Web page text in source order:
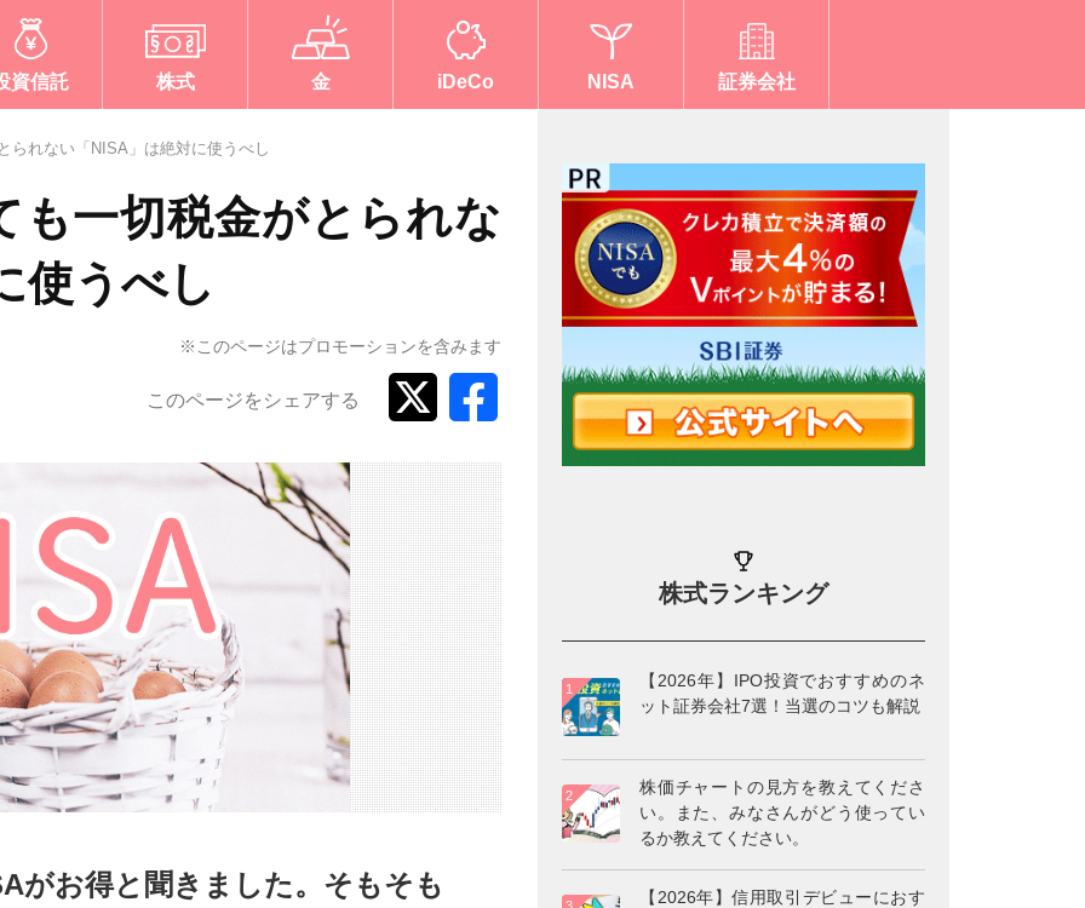
資信託 株式 金 iDeCo NISA 証券会社
られない「NISA」は絶対に使うべし
も一切税金がとられな
使うべし
※このページはプロモーションを含みます
このページをシェアする
がお得と聞きました。そもそも
株式ランキング
【2026年】IPO投資でおすすめのネ
ット証券会社7選！当選のコツも解説
株価チャートの見方を教えてくださ
い。また、みなさんがどう使ってい
るか教えてください。
【2026年】信用取引デビューにおす